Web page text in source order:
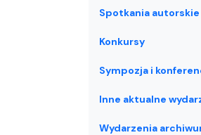
Spotkania autorskie
Konkursy
Sympozja i
Inne aktualne
Wydarzenia